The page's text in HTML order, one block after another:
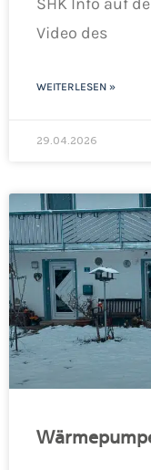
Video des
WEITERLESEN »
29.04.2026